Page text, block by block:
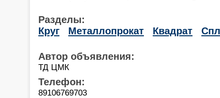
Разделы:
Круг
Металлопрокат Квадрат
Автор объявления:
ТД ЦМК
Телефон:
89106769703